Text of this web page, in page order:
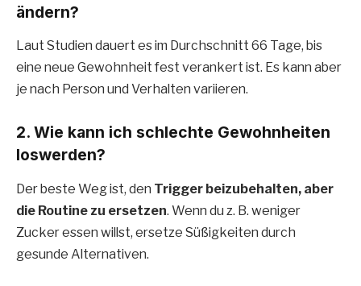
ändern?
Laut Studien dauert es im Durchschnitt 66 Tage, bis
eine neue Gewohnheit fest verankert ist. Es kann aber
je nach Person und Verhalten variieren.
2. Wie kann ich schlechte Gewohnheiten
loswerden?
Der beste Weg ist, den Trigger beizubehalten, aber
die Routine zu ersetzen. Wenn du z. B. weniger
Zucker essen willst, ersetze Süßigkeiten durch
gesunde Alternativen.